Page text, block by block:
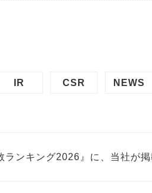
IR CSR NEWS
ランキング2026』に、当社が